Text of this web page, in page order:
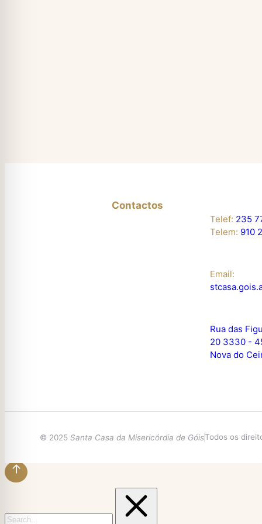
Contactos
Telef: 235
Telem: 910
Email:
Rua das
20 3330 -
Nova do
© 2025 Santa Casa da Misericórdia de GóisTodos os